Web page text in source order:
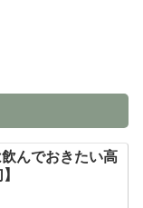
飲んでおきたい高